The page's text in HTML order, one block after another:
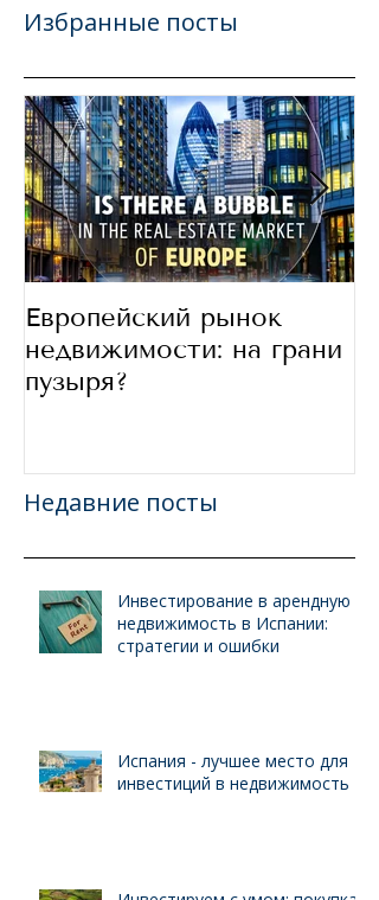
Избранные посты
Европейский рынок
недвижимости: на грани
пузыря?
Недавние посты
Инвестирование в арендную
недвижимость в Испании:
стратегии и ошибки
Испания - лучшее место для
инвестиций в недвижимость